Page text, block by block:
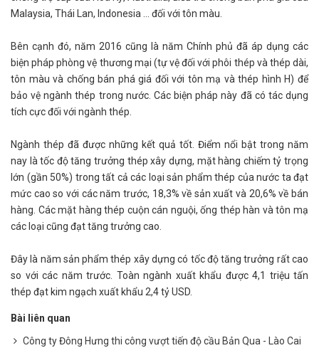
Malaysia, Thái Lan, Indonesia ... đối với tôn màu.
Bên cạnh đó, năm 2016 cũng là năm Chính phủ đã áp dụng các
biện pháp phòng vệ thương mại (tự vệ đối với phôi thép và thép dài,
tôn màu và chống bán phá giá đối với tôn mạ và thép hình H) để
bảo vệ ngành thép trong nước. Các biện pháp này đã có tác dụng
tích cực đối với ngành thép.
Ngành thép đã được những kết quả tốt. Điểm nổi bật trong năm
nay là tốc độ tăng trưởng thép xây dựng, mặt hàng chiếm tỷ trọng
lớn (gần 50%) trong tất cả các loại sản phẩm thép của nước ta đạt
mức cao so với các năm trước, 18,3% về sản xuất và 20,6% về bán
hàng. Các mặt hàng thép cuộn cán nguội, ống thép hàn và tôn mạ
các loại cũng đạt tăng trưởng cao.
Đây là năm sản phẩm thép xây dựng có tốc độ tăng trưởng rất cao
so với các năm trước. Toàn ngành xuất khẩu được 4,1 triệu tấn
thép đạt kim ngạch xuất khẩu 2,4 tỷ USD.
Bài liên quan
Công ty Đông Hưng thi công vượt tiến độ cầu Bản Qua - Lào Cai